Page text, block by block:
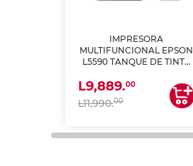
IMPRESORA
MULTIFUNCIONAL EPSON
L5590 TANQUE DE TINTA
ESCANEA)
L9,889.00
L11,990.00